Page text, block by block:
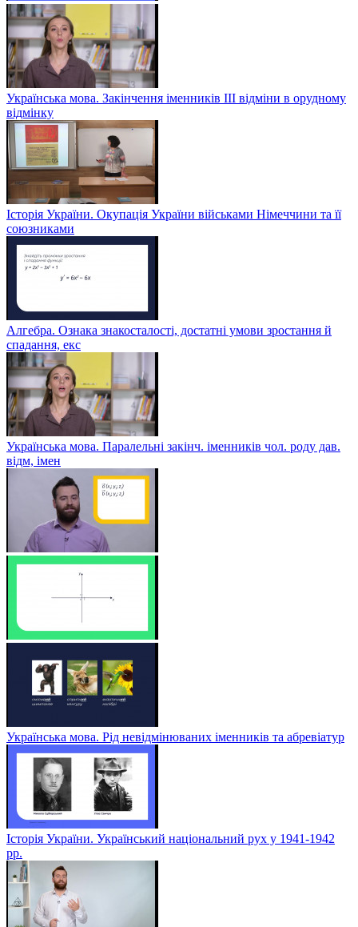
Українська мова. Закінчення іменників ІІІ відміни в орудному
відмінку
Історія України. Окупація України військами Німеччини та її
союзниками
Алгебра. Ознака знакосталості, достатні умови зростання й
спадання, екс
Українська мова. Паралельні закінч. іменників чол. роду дав.
відм, імен
Українська мова. Рід невідмінюваних іменників та абревіатур
Історія України. Український національний рух у 1941-1942
рр.